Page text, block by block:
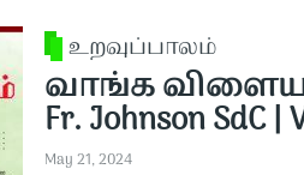
உறவுப்பாலம்
வாங்க
Fr. Johnson SdC |
May 21, 2024